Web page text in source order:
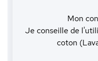
Mon
Je conseille de
coton